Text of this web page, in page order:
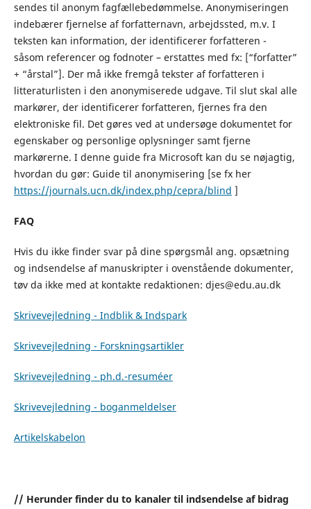
sendes til anonym fagfællebedømmelse. Anonymiseringen
indebærer fjernelse af forfatternavn, arbejdssted, m.v. I
teksten kan information, der identificerer forfatteren -
såsom referencer og fodnoter – erstattes med fx: [“forfatter”
+ “årstal”]. Der må ikke fremgå tekster af forfatteren i
litteraturlisten i den anonymiserede udgave. Til slut skal alle
markører, der identificerer forfatteren, fjernes fra den
elektroniske fil. Det gøres ved at undersøge dokumentet for
egenskaber og personlige oplysninger samt fjerne
markørerne. I denne guide fra Microsoft kan du se nøjagtig,
hvordan du gør: Guide til anonymisering [se fx her
https://journals.ucn.dk/index.php/cepra/blind ]
FAQ
Hvis du ikke finder svar på dine spørgsmål ang. opsætning
og indsendelse af manuskripter i ovenstående dokumenter,
tøv da ikke med at kontakte redaktionen: djes@edu.au.dk
Skrivevejledning - Indblik & Indspark
Skrivevejledning - Forskningsartikler
Skrivevejledning - ph.d.-resuméer
Skrivevejledning - boganmeldelser
Artikelskabelon
// Herunder finder du to kanaler til indsendelse af bidrag